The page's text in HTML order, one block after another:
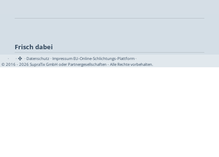
Frisch dabei
· · ·Datenschutz·Impressum EU-Online-Schlichtungs-Plattform·
© 2016 - 2026 SupraTix GmbH oder Partnergesellschaften - Alle Rechte vorbehalten.